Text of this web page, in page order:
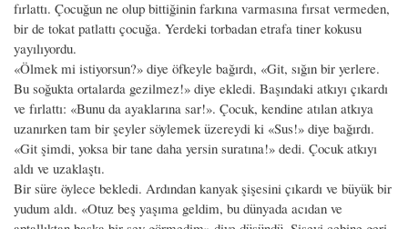
fırlattı. Çocuğun ne olup bittiğinin farkına varmasına fırsat vermeden,
bir de tokat patlattı çocuğa. Yerdeki torbadan etrafa tiner kokusu
yayılıyordu.
«Ölmek mi istiyorsun?» diye öfkeyle bağırdı, «Git, sığın bir yerlere.
Bu soğukta ortalarda gezilmez!» diye ekledi. Başındaki atkıyı çıkardı
ve fırlattı: «Bunu da ayaklarına sar!». Çocuk, kendine atılan atkıya
uzanırken tam bir şeyler söylemek üzereydi ki «Sus!» diye bağırdı.
«Git şimdi, yoksa bir tane daha yersin suratına!» dedi. Çocuk atkıyı
aldı ve uzaklaştı.
Bir süre öylece bekledi. Ardından kanyak şişesini çıkardı ve büyük bir
yudum aldı. «Otuz beş yaşıma geldim, bu dünyada acıdan ve